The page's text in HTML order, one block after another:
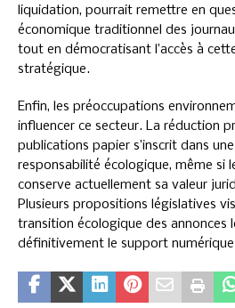
liquidation, pourrait remettre en
économique traditionnel des
tout en démocratisant l’accès à
stratégique.
Enfin, les préoccupations
influencer ce secteur. La réduction
publications papier s’inscrit dans
responsabilité écologique, même si
conserve actuellement sa valeur
Plusieurs propositions législatives
transition écologique des annonces
définitivement le support